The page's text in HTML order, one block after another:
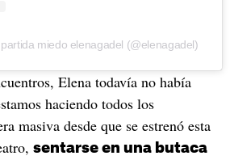
miedo elenagadel (@elenagadel)
Elena todavía no había
haciendo todos los
masiva desde que se estrenó esta
sentarse en una butaca